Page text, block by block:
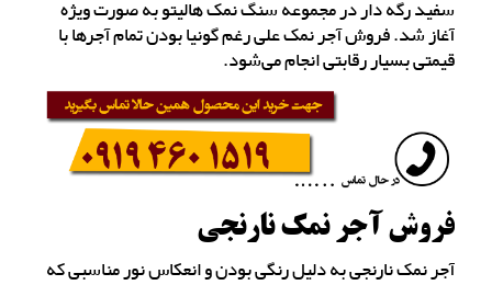
سفید رگه دار در مجموعه سنگ نمک هالیتو به صورت ویژه
آغاز شد. فروش آجر نمک علی رغم گونیا بودن تمام آجرها با
قیمتی بسیار رقابتی انجام می‌شود.
فروش آجر نمک نارنجی
آجر نمک نارنجی به دلیل رنگی بودن و انعکاس نور مناسبی که